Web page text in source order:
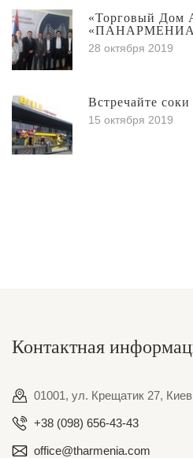
«Торговый Дом
28 октября 2019
Встречайте
15 октября 2019
Контактная
01001, ул. Крещатик 27, Киев
+38 (098) 656-43-43
office@tharmenia.com